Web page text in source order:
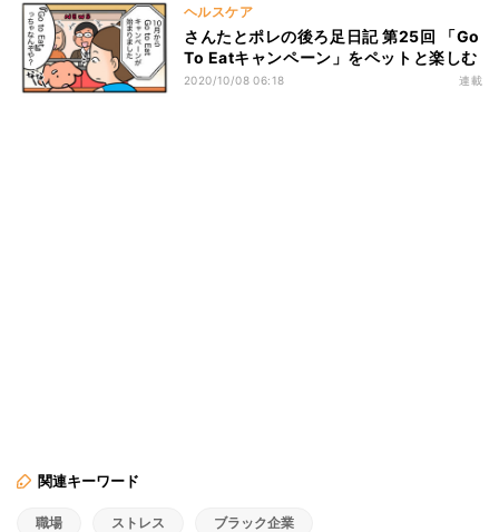
ヘルスケア
さんたとポレの後ろ足日記 第25回 「Go
To Eatキャンペーン」をペットと楽しむ
2020/10/08 06:18 連載
関連キーワード
職場 ストレス ブラック企業